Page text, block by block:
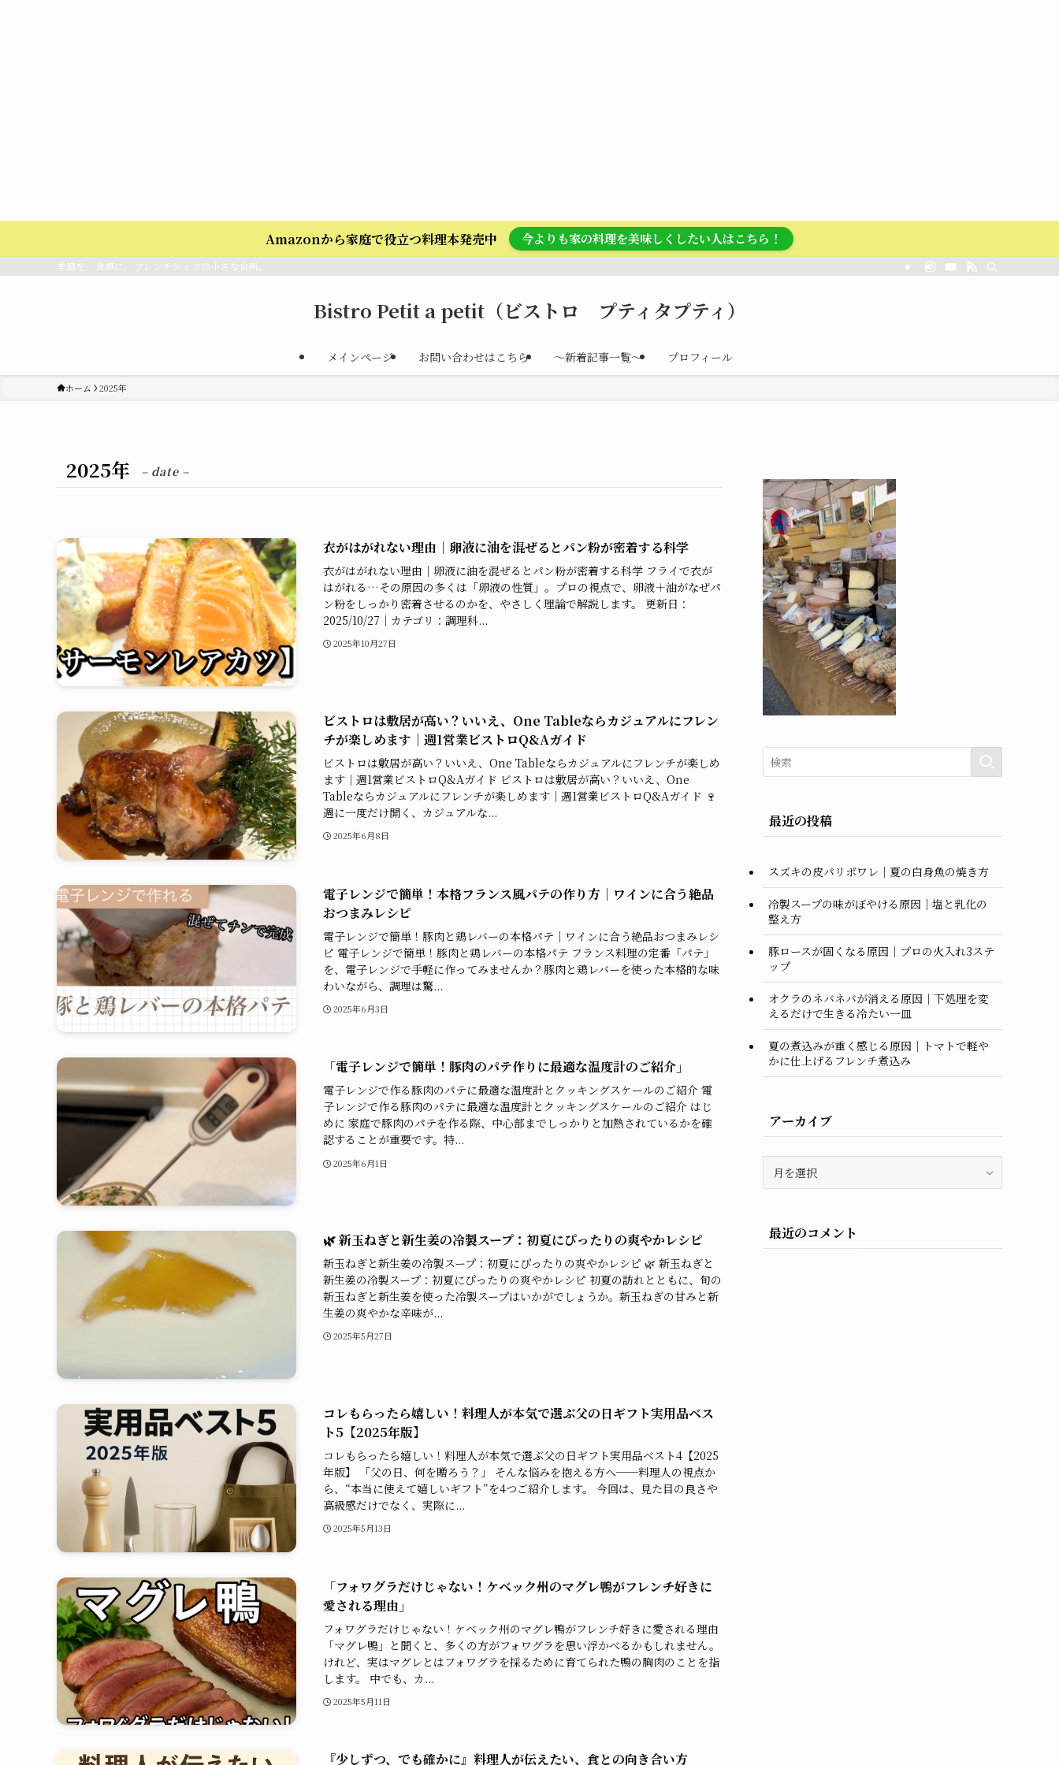
Amazonから家庭で役立つ料理本発売中 今よりも家の料理を美味しくしたい人はこちら！
季節を、食卓に。フレンチシェフの小さな台所。
Bistro Petit a petit（ビストロ プティタプティ）
メインページ お問い合わせはこちら 〜新着記事一覧〜 プロフィール
ホーム 2025年
2025年 – date –
衣がはがれない理由｜卵液に油を混ぜるとパン粉が密着する科学
衣がはがれない理由｜卵液に油を混ぜるとパン粉が密着する科学 フライで衣が
はがれる…その原因の多くは「卵液の性質」。プロの視点で、卵液＋油がなぜパ
ン粉をしっかり密着させるのかを、やさしく理論で解説します。 更新日：
2025/10/27｜カテゴリ：調理科...
2025年10月27日
ビストロは敷居が高い？いいえ、One Tableならカジュアルにフレン
チが楽しめます｜週1営業ビストロQ&Aガイド
ビストロは敷居が高い？いいえ、One Tableならカジュアルにフレンチが楽しめ
ます｜週1営業ビストロQ&Aガイド ビストロは敷居が高い？いいえ、One
Tableならカジュアルにフレンチが楽しめます｜週1営業ビストロQ&Aガイド 🍷
週に一度だけ開く、カジュアルな...
2025年6月8日
電子レンジで簡単！本格フランス風パテの作り方｜ワインに合う絶品
おつまみレシピ
電子レンジで簡単！豚肉と鶏レバーの本格パテ｜ワインに合う絶品おつまみレシ
ピ 電子レンジで簡単！豚肉と鶏レバーの本格パテ フランス料理の定番「パテ」
を、電子レンジで手軽に作ってみませんか？豚肉と鶏レバーを使った本格的な味
わいながら、調理は驚...
2025年6月3日
「電子レンジで簡単！豚肉のパテ作りに最適な温度計のご紹介」
電子レンジで作る豚肉のパテに最適な温度計とクッキングスケールのご紹介 電
子レンジで作る豚肉のパテに最適な温度計とクッキングスケールのご紹介 はじ
めに 家庭で豚肉のパテを作る際、中心部までしっかりと加熱されているかを確
認することが重要です。特...
2025年6月1日
🌿 新玉ねぎと新生姜の冷製スープ：初夏にぴったりの爽やかレシピ
新玉ねぎと新生姜の冷製スープ：初夏にぴったりの爽やかレシピ 🌿 新玉ねぎと
新生姜の冷製スープ：初夏にぴったりの爽やかレシピ 初夏の訪れとともに、旬の
新玉ねぎと新生姜を使った冷製スープはいかがでしょうか。新玉ねぎの甘みと新
生姜の爽やかな辛味が...
2025年5月27日
コレもらったら嬉しい！料理人が本気で選ぶ父の日ギフト実用品ベス
ト5【2025年版】
コレもらったら嬉しい！料理人が本気で選ぶ父の日ギフト実用品ベスト4【2025
年版】 「父の日、何を贈ろう？」 そんな悩みを抱える方へ──料理人の視点か
ら、“本当に使えて嬉しいギフト”を4つご紹介します。 今回は、見た目の良さや
高級感だけでなく、実際に...
2025年5月13日
「フォワグラだけじゃない！ケベック州のマグレ鴨がフレンチ好きに
愛される理由」
フォワグラだけじゃない！ケベック州のマグレ鴨がフレンチ好きに愛される理由
「マグレ鴨」と聞くと、多くの方がフォワグラを思い浮かべるかもしれません。
けれど、実はマグレとはフォワグラを採るために育てられた鴨の胸肉のことを指
します。 中でも、カ...
2025年5月11日
『少しずつ、でも確かに』料理人が伝えたい、食との向き合い方
最近の投稿
スズキの皮パリポワレ｜夏の白身魚の焼き方
冷製スープの味がぼやける原因｜塩と乳化の
整え方
豚ロースが固くなる原因｜プロの火入れ3ステ
ップ
オクラのネバネバが消える原因｜下処理を変
えるだけで生きる冷たい一皿
夏の煮込みが重く感じる原因｜トマトで軽や
かに仕上げるフレンチ煮込み
アーカイブ
ブ
最近のコメント